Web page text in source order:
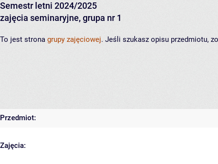
Semestr letni 2024/2025
zajęcia seminaryjne, grupa nr 1
To jest strona grupy zajęciowej. Jeśli szukasz opisu przedmiotu,
Przedmiot:
Zajęcia: